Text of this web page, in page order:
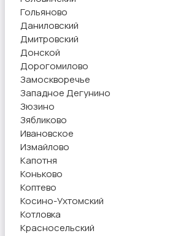
Гольяново
Даниловский
Дмитровский
Донской
Дорогомилово
Замоскворечье
Западное Дегунино
Зюзино
Зябликово
Ивановское
Измайлово
Капотня
Коньково
Коптево
Косино-Ухтомский
Котловка
Красносельский